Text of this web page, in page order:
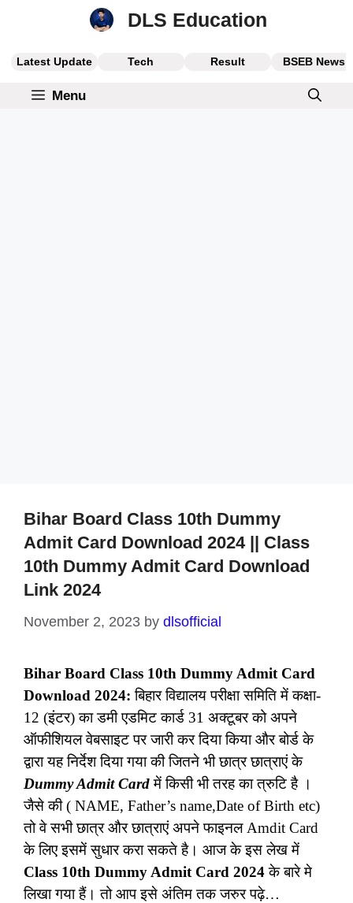
DLS Education
Latest Update Tech Result BSEB News
Menu
Bihar Board Class 10th Dummy
Admit Card Download 2024 || Class
10th Dummy Admit Card Download
Link 2024
November 2, 2023 by dlsofficial
Bihar Board Class 10th Dummy Admit Card
Download 2024:बिहार विद्यालय परीक्षा समिति में कक्षा-
12 (इंटर) का डमी एडमिट कार्ड 31 अक्टूबर को अपने
ऑफीशियल वेबसाइट पर जारी कर दिया किया और बोर्ड के
द्वारा यह निर्देश दिया गया की जितने भी छात्र छात्राएं के
Dummy Admit Card में किसी भी तरह का त्रुटि है ।
जैसे की ( NAME, Father’s name,Date of Birth etc)
तो वे सभी छात्र और छात्राएं अपने फाइनल Amdit Card
के लिए इसमें सुधार करा सकते है। आज के इस लेख में
Class 10th Dummy Admit Card 2024के बारे मे
लिखा गया हैं। तो आप इसे अंतिम तक जरुर पढ़े…